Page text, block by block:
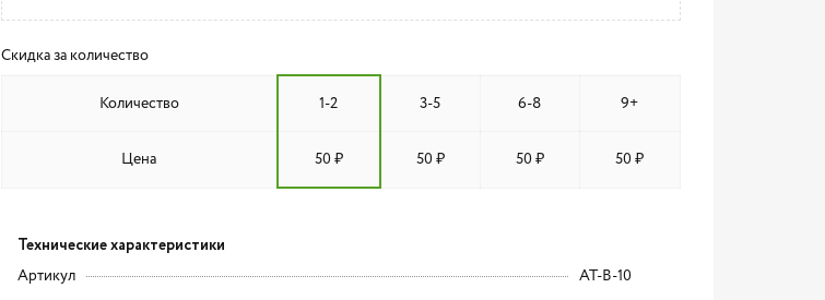
Скидка за количество
Количество 1-2 3-5 6-8 9+
Цена 50 ₽ 50 ₽ 50 ₽ 50 ₽
Технические характеристики
Артикул AT-B-10